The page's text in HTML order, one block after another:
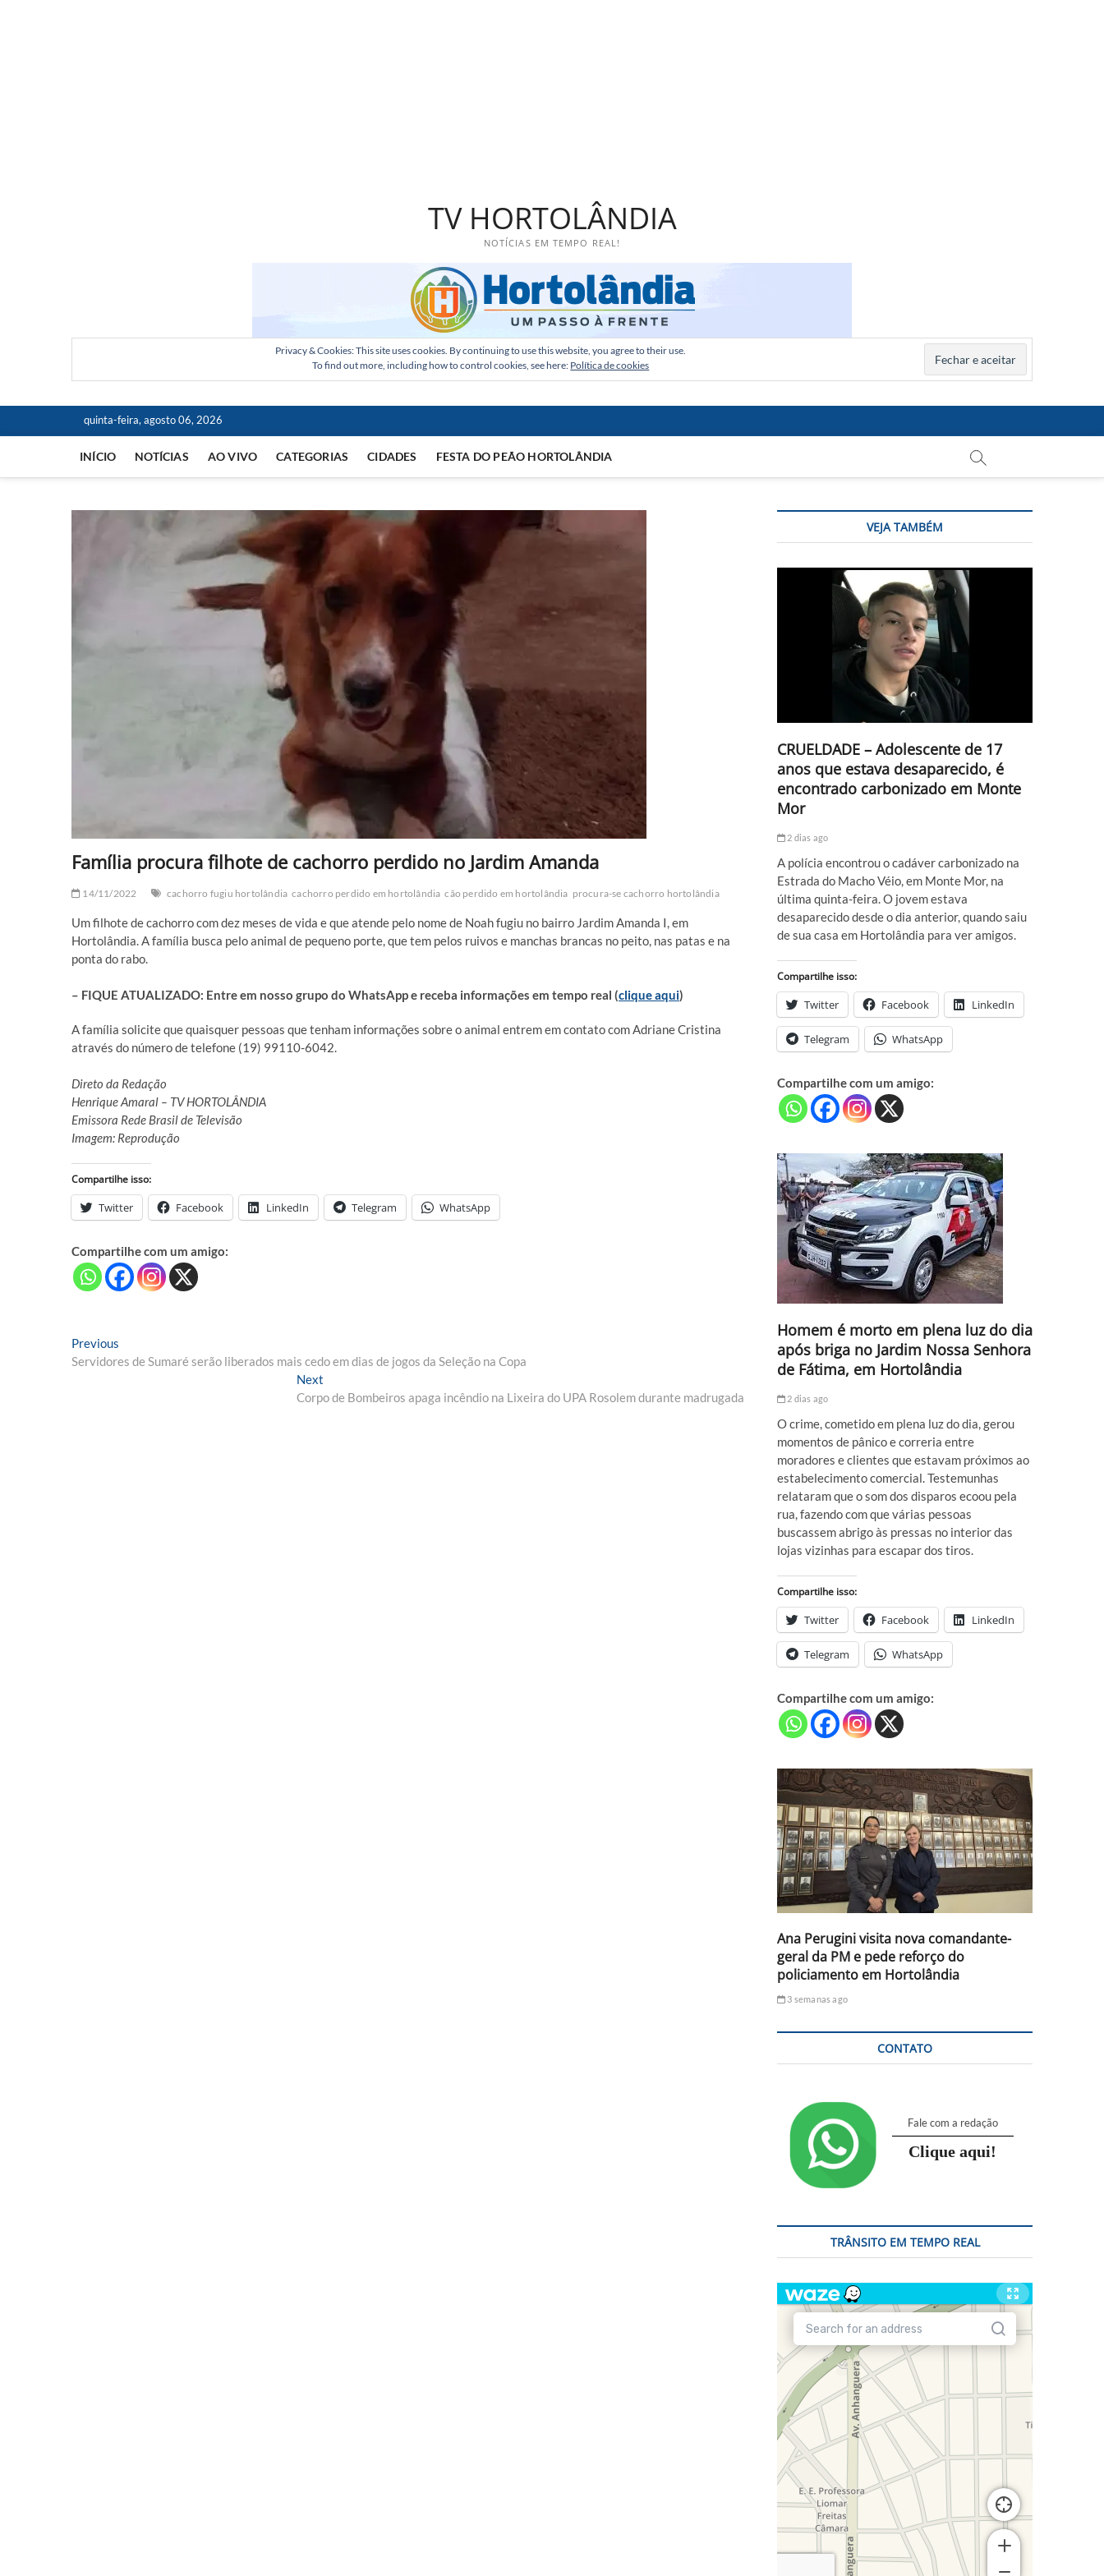
TV HORTOLÂNDIA
NOTÍCIAS EM TEMPO REAL!
Privacy & Cookies: This site uses cookies. By continuing to use this website, you agree to their use.
To find out more, including how to control cookies, see here: Política de cookies
quinta-feira, agosto 06, 2026
INÍCIO NOTÍCIAS AO VIVO CATEGORIAS CIDADES FESTA DO PEÃO HORTOLÂNDIA
Família procura filhote de cachorro perdido no Jardim Amanda
14/11/2022 cachorro fugiu hortolândia cachorro perdido em hortolândia cão perdido em hortolândia procura-se cachorro hortolândia
Um filhote de cachorro com dez meses de vida e que atende pelo nome de Noah fugiu no bairro Jardim Amanda I, em
Hortolândia. A família busca pelo animal de pequeno porte, que tem pelos ruivos e manchas brancas no peito, nas patas e na
ponta do rabo.
– FIQUE ATUALIZADO: Entre em nosso grupo do WhatsApp e receba informações em tempo real (clique aqui)
A família solicite que quaisquer pessoas que tenham informações sobre o animal entrem em contato com Adriane Cristina
através do número de telefone (19) 99110-6042.
Direto da Redação
Henrique Amaral – TV HORTOLÂNDIA
Emissora Rede Brasil de Televisão
Imagem: Reprodução
Compartilhe isso:
Twitter Facebook LinkedIn Telegram WhatsApp
Compartilhe com um amigo:
Navegação
de
Previous
post:
Servidores de Sumaré serão liberados mais cedo em dias de jogos da Seleção na Copa
Next
post:
Corpo de Bombeiros apaga incêndio na Lixeira do UPA Rosolem durante madrugada
VEJA TAMBÉM
CRUELDADE – Adolescente de 17
anos que estava desaparecido, é
encontrado carbonizado em Monte
Mor
2 dias ago
A polícia encontrou o cadáver carbonizado na
Estrada do Macho Véio, em Monte Mor, na
última quinta-feira. O jovem estava
desaparecido desde o dia anterior, quando saiu
de sua casa em Hortolândia para ver amigos.
Compartilhe isso:
Twitter Facebook LinkedIn
Telegram WhatsApp
Compartilhe com um amigo:
Homem é morto em plena luz do dia
após briga no Jardim Nossa Senhora
de Fátima, em Hortolândia
2 dias ago
O crime, cometido em plena luz do dia, gerou
momentos de pânico e correria entre
moradores e clientes que estavam próximos ao
estabelecimento comercial. Testemunhas
relataram que o som dos disparos ecoou pela
rua, fazendo com que várias pessoas
buscassem abrigo às pressas no interior das
lojas vizinhas para escapar dos tiros.
Compartilhe isso:
Twitter Facebook LinkedIn
Telegram WhatsApp
Compartilhe com um amigo:
Ana Perugini visita nova comandante-
geral da PM e pede reforço do
policiamento em Hortolândia
3 semanas ago
CONTATO
Fale com a redação
Clique aqui!
TRÂNSITO EM TEMPO REAL